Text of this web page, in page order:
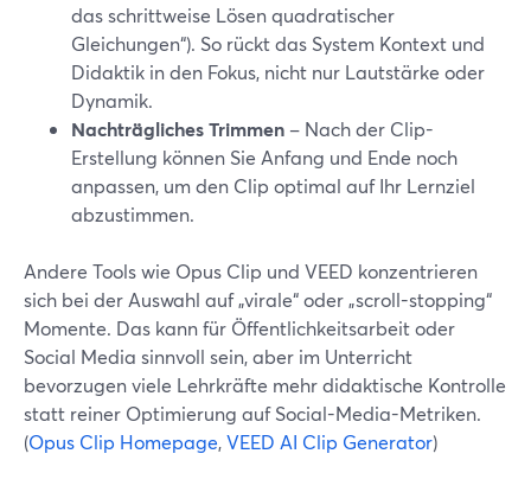
das schrittweise Lösen quadratischer
Gleichungen“). So rückt das System Kontext und
Didaktik in den Fokus, nicht nur Lautstärke oder
Dynamik.
Nachträgliches Trimmen – Nach der Clip-
Erstellung können Sie Anfang und Ende noch
anpassen, um den Clip optimal auf Ihr Lernziel
abzustimmen.
Andere Tools wie Opus Clip und VEED konzentrieren
sich bei der Auswahl auf „virale“ oder „scroll-stopping“
Momente. Das kann für Öffentlichkeitsarbeit oder
Social Media sinnvoll sein, aber im Unterricht
bevorzugen viele Lehrkräfte mehr didaktische Kontrolle
statt reiner Optimierung auf Social-Media-Metriken.
(Opus Clip Homepage,VEED AI Clip Generator)